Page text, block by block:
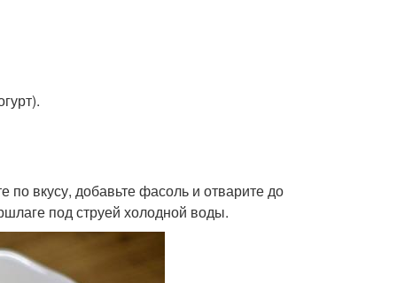
по вкусу, добавьте фасоль и отварите до
под струей холодной воды.